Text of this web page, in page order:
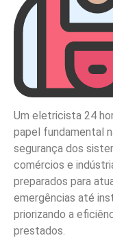
Um eletricista 24
papel fundamental
segurança dos
comércios e
preparados para
emergências até
priorizando a
prestados.